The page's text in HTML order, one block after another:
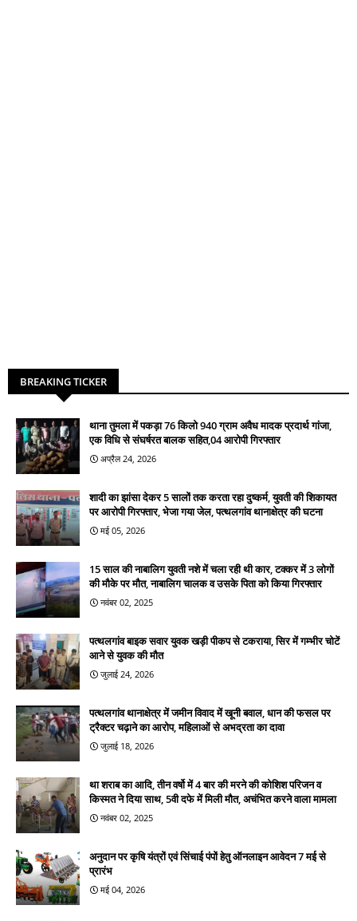
BREAKING TICKER
थाना तुमला में पकड़ा 76 किलो 940 ग्राम अवैध मादक प्रदार्थ गांजा,
एक विधि से संघर्षरत बालक सहित,04 आरोपी गिरफ्तार
अप्रैल 24, 2026
शादी का झांसा देकर 5 सालों तक करता रहा दुष्कर्म, युवती की शिकायत
पर आरोपी गिरफ्तार, भेजा गया जेल, पत्थलगांव थानाक्षेत्र की घटना
मई 05, 2026
15 साल की नाबालिग युवती नशे में चला रही थी कार, टक्कर में 3 लोगों
की मौके पर मौत, नाबालिग चालक व उसके पिता को किया गिरफ्तार
नवंबर 02, 2025
पत्थलगांव बाइक सवार युवक खड़ी पीकप से टकराया, सिर में गम्भीर चोटें
आने से युवक की मौत
जुलाई 24, 2026
पत्थलगांव थानाक्षेत्र में जमीन विवाद में खूनी बवाल, धान की फसल पर
ट्रैक्टर चढ़ाने का आरोप, महिलाओं से अभद्रता का दावा
जुलाई 18, 2026
था शराब का आदि, तीन वर्षो में 4 बार की मरने की कोशिश परिजन व
किस्मत ने दिया साथ, 5वी दफे में मिली मौत, अचंभित करने वाला मामला
नवंबर 02, 2025
अनुदान पर कृषि यंत्रों एवं सिंचाई पंपों हेतु ऑनलाइन आवेदन 7 मई से
प्रारंभ
मई 04, 2026